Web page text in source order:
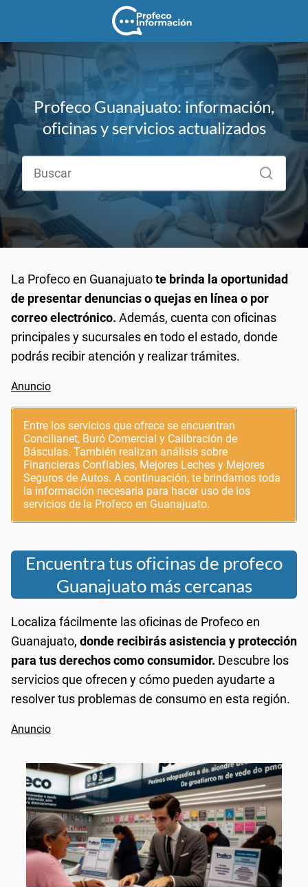
Profeco Guanajuato: información,
oficinas y servicios actualizados
La Profeco en Guanajuatote brinda la oportunidad
de presentar denuncias o quejas en línea o por
correo electrónico. Además, cuenta con oficinas
principales y sucursales en todo el estado, donde
podrás recibir atención y realizar trámites.
Entre los servicios que ofrece se encuentran
Concilianet, Buró Comercial y Calibración de
Básculas. También realizan análisis sobre
Financieras Confiables, Mejores Leches y Mejores
Seguros de Autos. A continuación, te brindamos toda
la información necesaria para hacer uso de los
servicios de la Profeco en Guanajuato.
Encuentra tus oficinas de profeco
Guanajuato más cercanas
Localiza fácilmente las oficinas de Profeco en
Guanajuato, donde recibirás asistencia y protección
para tus derechos como consumidor. Descubre los
servicios que ofrecen y cómo pueden ayudarte a
resolver tus problemas de consumo en esta región.